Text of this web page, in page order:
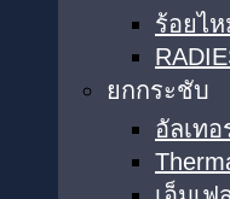
ร้อยไ
ยกกระชับ
อัลเทอ